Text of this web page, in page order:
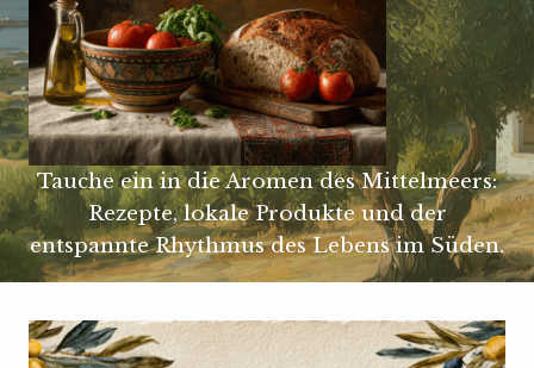
Tauche ein in die Aromen des Mittelmeers:
Rezepte, lokale Produkte und der
entspannte Rhythmus des Lebens im Süden.